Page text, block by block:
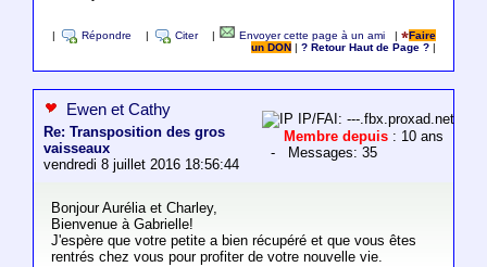
Répondre Citer Envoyer cette page à un ami |
Faire
un DON
|? Retour Haut de Page ?
Ewen et Cathy
Re: Transposition des gros
vaisseaux
vendredi 8 juillet 2016 18:56:44
IP/FAI: ---.fbx.proxad.net
Membre depuis : 10 ans
- Messages: 35
Bonjour Aurélia et Charley,
Bienvenue à Gabrielle!
J'espère que votre petite a bien récupéré et que vous êtes
rentrés chez vous pour profiter de votre nouvelle vie.